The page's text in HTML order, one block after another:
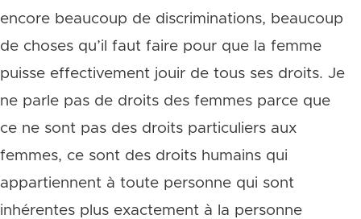
encore beaucoup de discriminations, beaucoup
de choses qu’il faut faire pour que la femme
puisse effectivement jouir de tous ses droits. Je
ne parle pas de droits des femmes parce que
ce ne sont pas des droits particuliers aux
femmes, ce sont des droits humains qui
appartiennent à toute personne qui sont
inhérentes plus exactement à la personne